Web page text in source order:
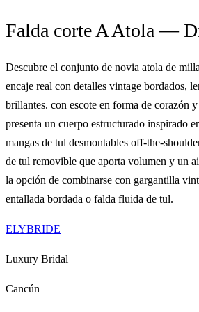
Falda corte A Atola —
Descubre el conjunto de novia atola de
encaje real con detalles vintage bordados,
brillantes. con escote en forma de corazón
presenta un cuerpo estructurado inspirado
mangas de tul desmontables off-the-
de tul removible que aporta volumen y un
la opción de combinarse con gargantilla
entallada bordada o falda fluida de tul.
ELYBRIDE
Luxury Bridal
Cancún